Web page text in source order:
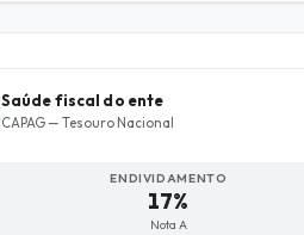
Saúde fiscal do ente
CAPAG — Tesouro Nacional
ENDIVIDAMENTO
17%
Nota A